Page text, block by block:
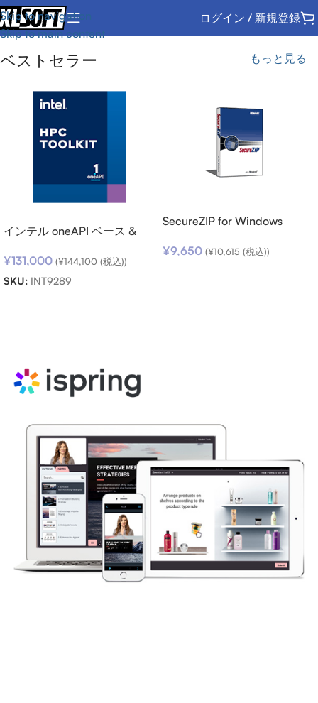
Skip to navigation
Skip to main content
ログイン / 新規登録
ベストセラー もっと見る
インテル oneAPI ベース &
ノード) SSR (期限内更新用)
¥131,000 (¥144,100 (税込))
SKU: INT9289
SecureZIP for Windows
ンロード
¥9,650 (¥10,615 (税込))